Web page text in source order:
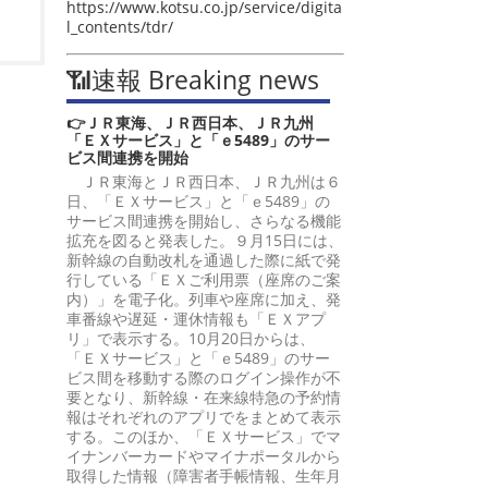
https://www.kotsu.co.jp/service/digita
l_contents/tdr/
📶速報 Breaking news
👉ＪＲ東海、ＪＲ西日本、ＪＲ九州
「ＥＸサービス」と「ｅ5489」のサー
ビス間連携を開始
ＪＲ東海とＪＲ西日本、ＪＲ九州は６
日、「ＥＸサービス」と「ｅ5489」の
サービス間連携を開始し、さらなる機能
拡充を図ると発表した。９月15日には、
新幹線の自動改札を通過した際に紙で発
行している「ＥＸご利用票（座席のご案
内）」を電子化。列車や座席に加え、発
車番線や遅延・運休情報も「ＥＸアプ
リ」で表示する。10月20日からは、
「ＥＸサービス」と「ｅ5489」のサー
ビス間を移動する際のログイン操作が不
要となり、新幹線・在来線特急の予約情
報はそれぞれのアプリでをまとめて表示
する。このほか、「ＥＸサービス」でマ
イナンバーカードやマイナポータルから
取得した情報（障害者手帳情報、生年月